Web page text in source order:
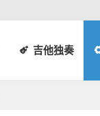
吉他独奏